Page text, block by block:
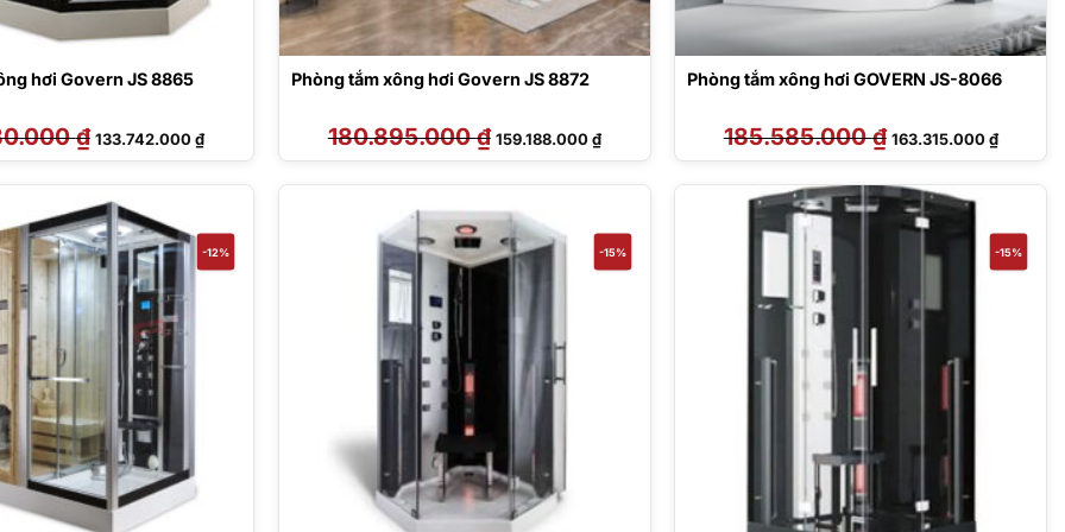
hơi Govern JS 8865
₫ Giá
gốc
là:
133.742.000₫Giá
hiện
tại
133.742.000 ₫.
Phòng tắm xông hơi Govern JS 8872
180.895.000₫ Giá
gốc
là:
159.188.000₫Giá
hiện
tại
159.188.000 ₫.
Phòng tắm xông hơi GOVERN JS-8066
185.585.000₫ Giá
gốc
là:
163.315.000₫Giá
hiện
tại
-12% -15% -15%